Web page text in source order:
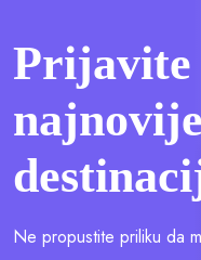
Prijavite
Ne propustite priliku da